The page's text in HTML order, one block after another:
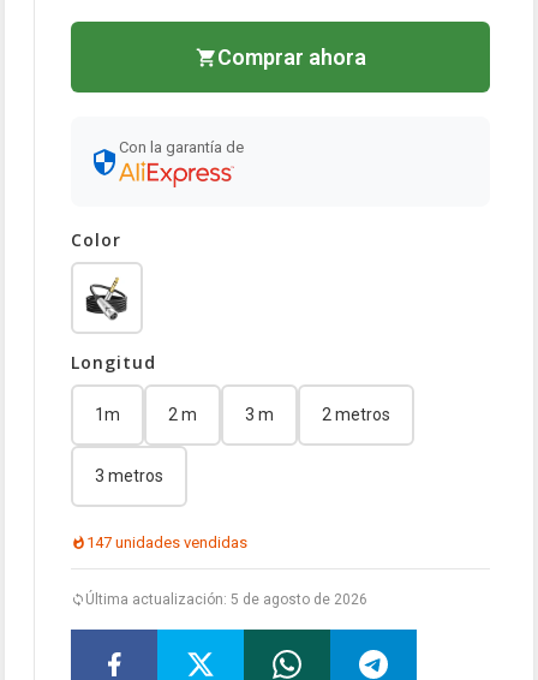
Comprar ahora
Con la garantía de
Color
Longitud
1m 2 m 3 m 2 metros
3 metros
147 unidades vendidas
Última actualización: 5 de agosto de 2026